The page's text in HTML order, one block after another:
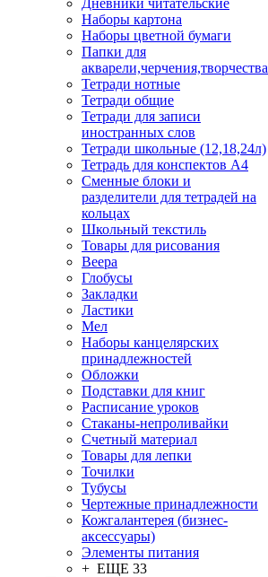
Дневники читательские
Наборы картона
Наборы цветной бумаги
Папки для
акварели,черчения,творчества
Тетради нотные
Тетради общие
Тетради для записи
иностранных слов
Тетради школьные (12,18,24л)
Тетрадь для конспектов А4
Сменные блоки и
разделители для тетрадей на
кольцах
Школьный текстиль
Товары для рисования
Веера
Глобусы
Закладки
Ластики
Мел
Наборы канцелярских
принадлежностей
Обложки
Подставки для книг
Расписание уроков
Стаканы-непроливайки
Счетный материал
Товары для лепки
Точилки
Тубусы
Чертежные принадлежности
Кожгалантерея (бизнес-
аксессуары)
Элементы питания
+ ЕЩЕ 33